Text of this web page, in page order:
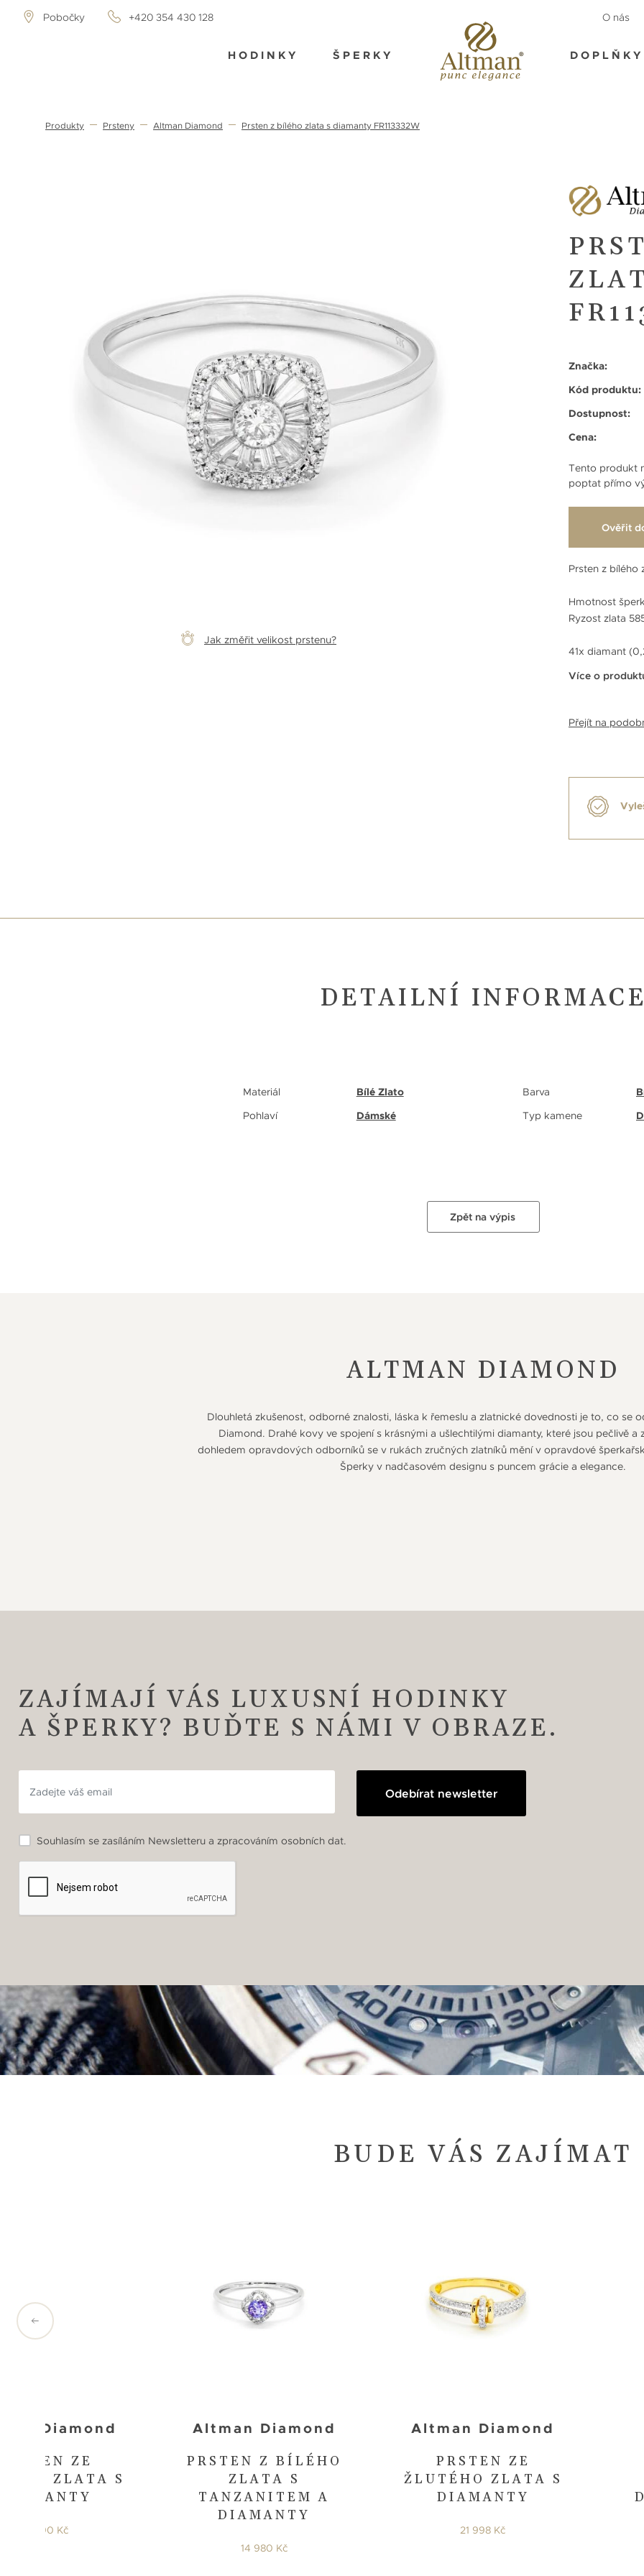
Pobočky +420 354 430 128 O nás
HODINKY ŠPERKY DOPLŇKY
Produkty Prsteny Altman Diamond Prsten z bílého zlata s diamanty FR113332W
Jak změřit velikost prstenu?
Značka:
Kód produktu:
Dostupnost:
Cena:
Tento produkt
poptat přímo
Ověřit
Prsten z bílého
Hmotnost
Ryzost zlata
41x diamant
Více o
Přejít na
DETAILNÍ INFORMACE
Materiál
Bílé Zlato
Pohlaví
Dámské
Barva
Typ kamene
Zpět na výpis
ALTMAN DIAMOND
Dlouhletá zkušenost, odborné znalosti, láska k řemeslu a zlatnické dovednosti je to, co se
Diamond. Drahé kovy ve spojení s krásnými a ušlechtilými diamanty, které jsou pečlivě a
dohledem opravdových odborníků se v rukách zručných zlatníků mění v opravdové
Šperky v nadčasovém designu s puncem grácie a elegance.
ZAJÍMAJÍ VÁS LUXUSNÍ HODINKY
A ŠPERKY? BUĎTE S NÁMI V OBRAZE.
Odebírat newsletter
Souhlasím se zasíláním Newsletteru a zpracováním osobních dat.
BUDE VÁS ZAJÍMAT
PRSTEN ZE
ŽLUTÉHO ZLATA S
DIAMANTY
Altman Diamond
21 998 Kč
ZE
ZLATA S
Diamond
21 490 Kč
PRSTEN Z BÍLÉHO
ZLATA S
TANZANITEM A
DIAMANTY
Altman Diamond
14 980 Kč